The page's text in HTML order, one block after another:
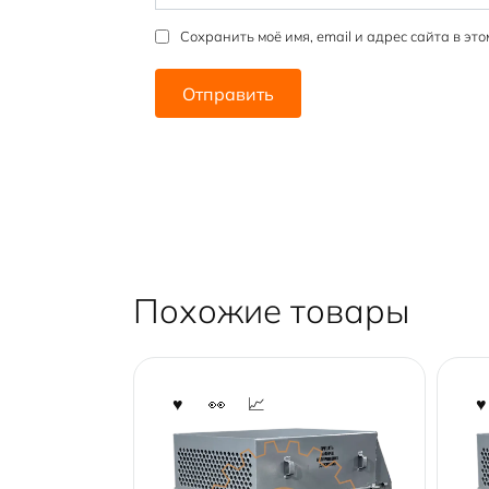
Сохранить моё имя, email и адрес сайта в
Похожие товары